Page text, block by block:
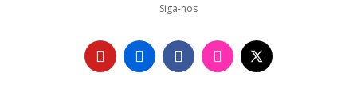
Siga-nos